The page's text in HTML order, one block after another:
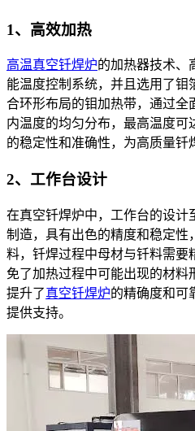
1、高效加热
高温真空钎焊炉的加热器技术、
能温度控制系统，并且选用了钼
合环形布局的钼加热带，通过全
内温度的均匀分布，最高温度
的稳定性和准确性，为高质量钎
2、工作台设计
在真空钎焊炉中，工作台的设计
制造，具有出色的精度和稳定性
料，钎焊过程中母材与钎料需要
免了加热过程中可能出现的材料
提升了真空钎焊炉的精确度和可
提供支持。